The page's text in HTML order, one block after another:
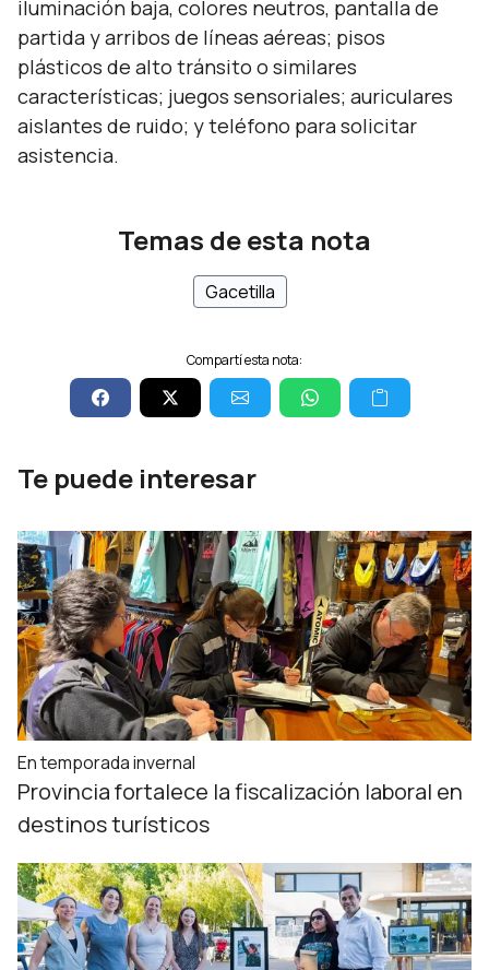
iluminación baja, colores neutros, pantalla de
partida y arribos de líneas aéreas; pisos
plásticos de alto tránsito o similares
características; juegos sensoriales; auriculares
aislantes de ruido; y teléfono para solicitar
asistencia.
Temas de esta nota
Gacetilla
Compartí esta nota:
Te puede interesar
En temporada invernal
Provincia fortalece la fiscalización laboral en
destinos turísticos